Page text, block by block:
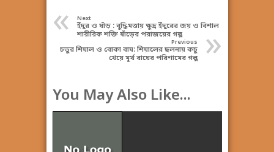
« Next
ইঁদুর ও ষাঁড় : বুদ্ধিমত্তায় ক্ষুদ্র ইঁদুরের জয় ও বিশাল
শারীরিক শক্তি ষাঁড়ের পরাজয়ের গল্প
»
Previous
চতুর শিয়াল ও বোকা বাঘ: শিয়ালের ছলনায় কচু
খেয়ে মূর্খ বাঘের পরিণামের গল্প
You May Also Like...